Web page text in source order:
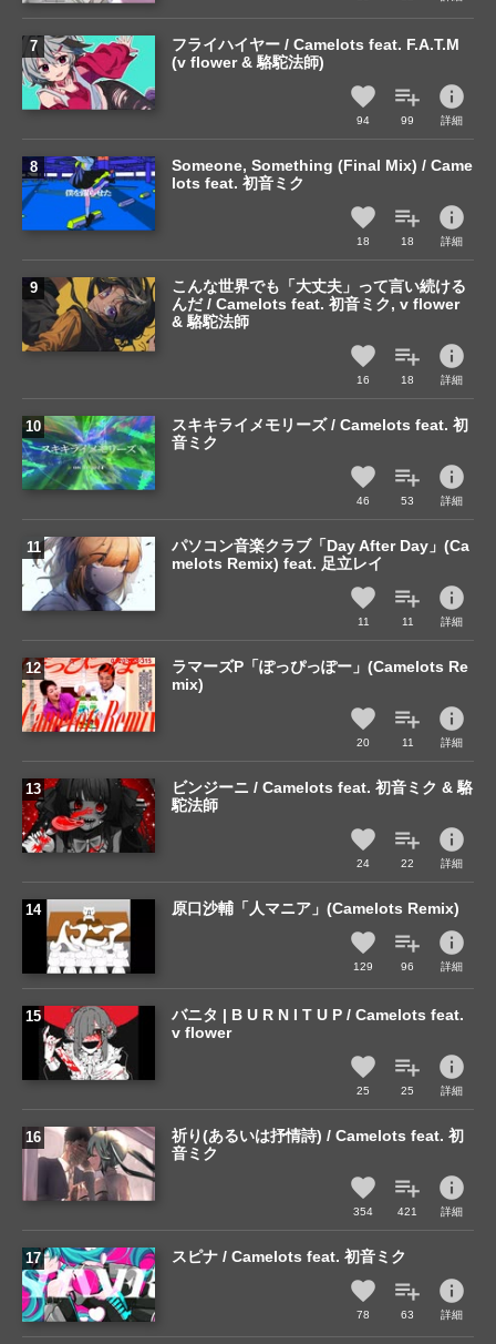
フライハイヤー / Camelots feat. F.A.T.M
(v flower & 駱駝法師)
94 99
info
詳細
Someone, Something (Final Mix) / Came
lots feat. 初音ミク
18 18
info
詳細
こんな世界でも「大丈夫」って言い続ける
んだ / Camelots feat. 初音ミク, v flower
& 駱駝法師
16 18
info
詳細
スキキライメモリーズ / Camelots feat. 初
音ミク
46 53
info
詳細
パソコン音楽クラブ「Day After Day」(Ca
melots Remix) feat. 足立レイ
11 11
info
詳細
ラマーズP「ぽっぴっぽー」(Camelots Re
mix)
20 11
info
詳細
ビンジーニ / Camelots feat. 初音ミク & 駱
駝法師
24 22
info
詳細
原口沙輔「人マニア」(Camelots Remix)
129 96
info
詳細
バニタ | B U R N I T U P / Camelots feat.
v flower
25 25
info
詳細
祈り(あるいは抒情詩) / Camelots feat. 初
音ミク
354 421
info
詳細
スピナ / Camelots feat. 初音ミク
78 63
info
詳細